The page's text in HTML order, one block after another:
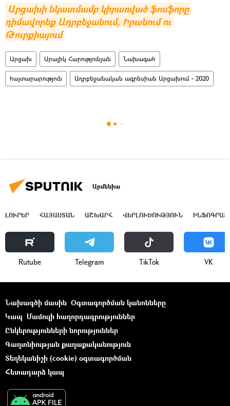
Արցախի նկատմամբ կիրառված ֆոսֆորը
դիմավորեք Ադրբեջանում, Իրանում ու
Թուրքիայում
Արցախ Արայիկ Հարությունյան Նախագահ
հայտարարություն Ադրբեջանական ագրեսիան Արցախում - 2020
Արմենիա
ԼՈՒՐԵՐ ՀԱՅԱՍՏԱՆ ԱՇԽԱՐՀ ՎԵՐԼՈՒԾՈՒԹՅՈՒՆ
Rutube Telegram ТikТоk VK
Նախագծի մասին Օգտագործման կանոնները
Կապ Մամուլի հաղորդագրություններ
Ընկերությունների նորություններ
Գաղտնիության քաղաքականություն
Տեղեկանիշի (cookie) օգտագործման
Հետադարձ կապ